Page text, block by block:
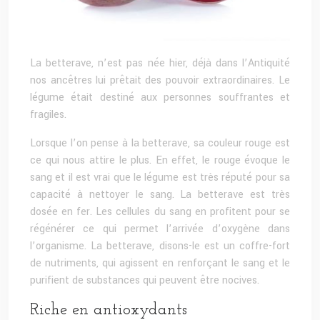
La betterave, n’est pas née hier, déjà dans l’Antiquité
nos ancêtres lui prêtait des pouvoir extraordinaires. Le
légume était destiné aux personnes souffrantes et
fragiles.
Lorsque l’on pense à la betterave, sa couleur rouge est
ce qui nous attire le plus. En effet, le rouge évoque le
sang et il est vrai que le légume est très réputé pour sa
capacité à nettoyer le sang. La betterave est très
dosée en fer. Les cellules du sang en profitent pour se
régénérer ce qui permet l’arrivée d’oxygène dans
l’organisme. La betterave, disons-le est un coffre-fort
de nutriments, qui agissent en renforçant le sang et le
purifient de substances qui peuvent être nocives.
Riche en antioxydants